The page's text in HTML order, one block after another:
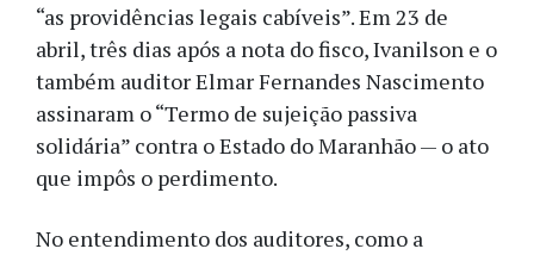
“as providências legais cabíveis”. Em 23 de
abril, três dias após a nota do fisco, Ivanilson e o
também auditor Elmar Fernandes Nascimento
assinaram o “Termo de sujeição passiva
solidária” contra o Estado do Maranhão — o ato
que impôs o perdimento.
No entendimento dos auditores, como a